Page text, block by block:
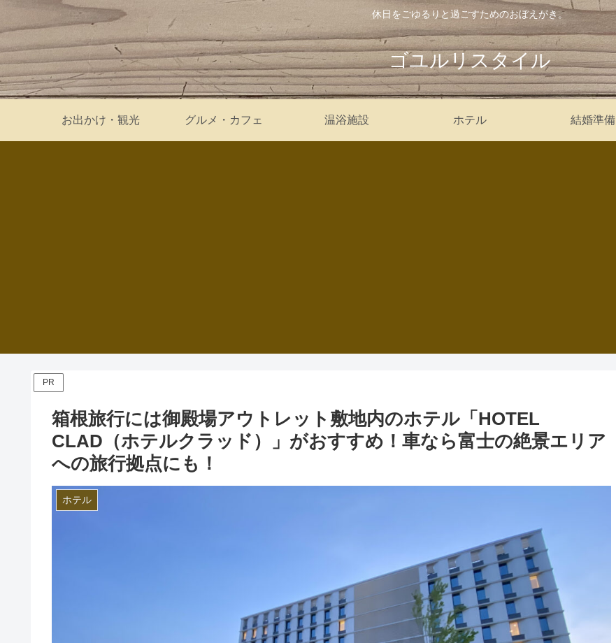
休日をごゆるりと過ごすためのおぼえがき。
ゴユルリスタイル
お出かけ・観光 グルメ・カフェ 温浴施設 ホテル 結婚準備
PR
箱根旅行には御殿場アウトレット敷地内のホテル「HOTEL
CLAD（ホテルクラッド）」がおすすめ！車なら富士の絶景エリア
への旅行拠点にも！
ホテル